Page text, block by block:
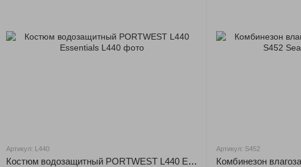
Артикул: L440
Костюм водозащитный PORTWEST L440 Essentials
Артикул: S452